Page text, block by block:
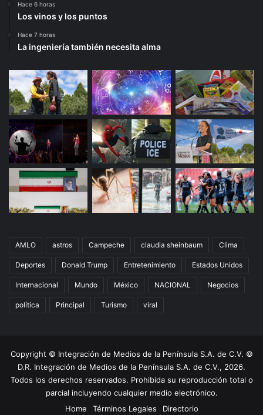
Hace 6 horas
Los vinos y los puntos
Hace 7 horas
La ingeniería también necesita alma
AMLO astros Campeche claudia sheinbaum Clima
Deportes Donald Trump Entretenimiento Estados Unidos
Internacional Mundo México NACIONAL Negocios
política Principal Turismo viral
Copyright © Integración de Medios de la Península S.A. de C.V. ©
D.R. Integración de Medios de la Península S.A. de C.V., 2026.
Todos los derechos reservados. Prohibida su reproducción total o
parcial incluyendo cualquier medio electrónico.
Home
Términos Legales Directorio